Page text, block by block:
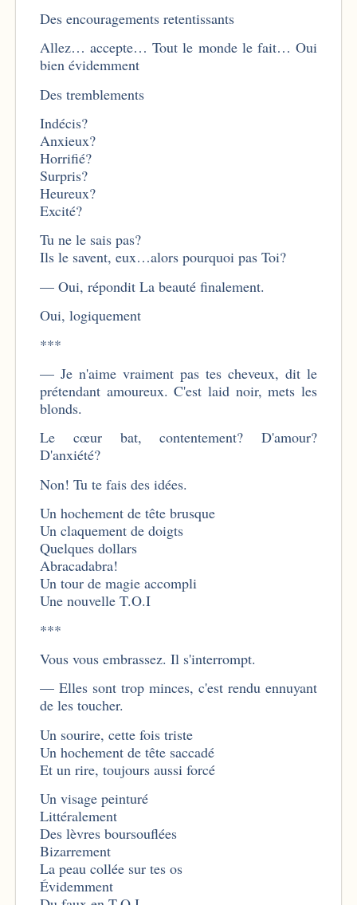
Des encouragements retentissants
Allez… accepte… Tout le monde le fait… Oui
bien évidemment
Des tremblements
Indécis?
Anxieux?
Horrifié?
Surpris?
Heureux?
Excité?
Tu ne le sais pas?
Ils le savent, eux…alors pourquoi pas Toi?
— Oui, répondit La beauté finalement.
Oui, logiquement
***
— Je n'aime vraiment pas tes cheveux, dit le
prétendant amoureux. C'est laid noir, mets les
blonds.
Le cœur bat, contentement? D'amour?
D'anxiété?
Non! Tu te fais des idées.
Un hochement de tête brusque
Un claquement de doigts
Quelques dollars
Abracadabra!
Un tour de magie accompli
Une nouvelle T.O.I
***
Vous vous embrassez. Il s'interrompt.
— Elles sont trop minces, c'est rendu ennuyant
de les toucher.
Un sourire, cette fois triste
Un hochement de tête saccadé
Et un rire, toujours aussi forcé
Un visage peinturé
Littéralement
Des lèvres boursouflées
Bizarrement
La peau collée sur tes os
Évidemment